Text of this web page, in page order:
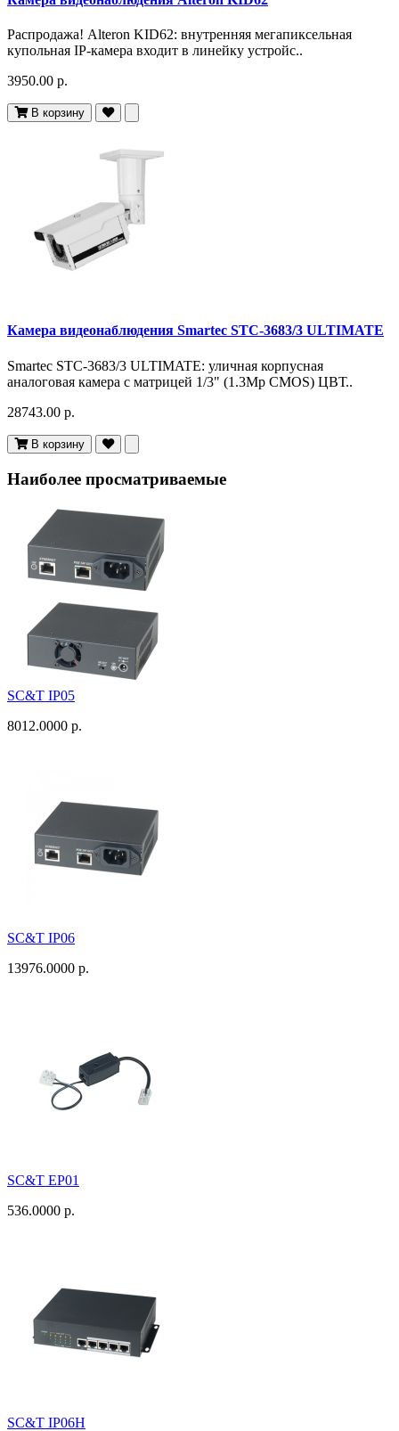
Распродажа! Alteron KID62: внутренняя мегапиксельная
купольная IP-камера входит в линейку устройс..
3950.00 р.
В корзину
Камера видеонаблюдения Smartec STC-3683/3 ULTIMATE
Smartec STC-3683/3 ULTIMATE: уличная корпусная
аналоговая камера с матрицей 1/3" (1.3Mp CMOS) ЦВТ..
28743.00 р.
В корзину
Наиболее просматриваемые
SC&T IP05
8012.0000 р.
SC&T IP06
13976.0000 р.
SC&T EP01
536.0000 р.
SC&T IP06H